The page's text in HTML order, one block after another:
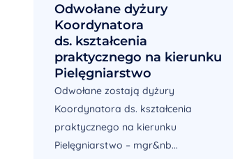
Odwołane dyżury
Koordynatora
ds. kształcenia
praktycznego na kierunku
Pielęgniarstwo
Odwołane zostają dyżury
Koordynatora ds. kształcenia
praktycznego na kierunku
Pielęgniarstwo – mgr&nb...